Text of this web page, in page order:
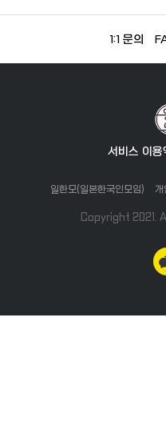
1:1 문의
서비스 이용
일한모(일본한국인모임)
Copyright 2021.